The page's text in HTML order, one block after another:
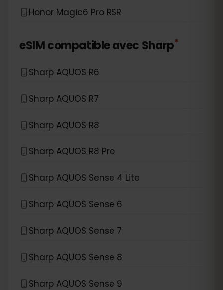
Honor Magic6 Pro RSR
eSIM compatible avec Sharp*
Sharp AQUOS R6
Sharp AQUOS R7
Sharp AQUOS R8
Sharp AQUOS R8 Pro
Sharp AQUOS Sense 4 Lite
Sharp AQUOS Sense 6
Sharp AQUOS Sense 7
Sharp AQUOS Sense 8
Sharp AQUOS Sense 9